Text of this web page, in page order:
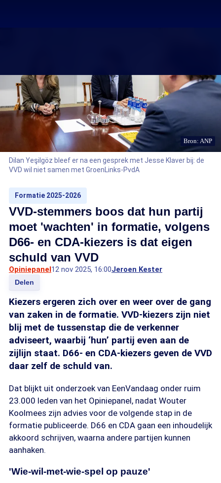
Bron: ANP
Dilan Yeşilgöz bleef er na een gesprek met Jesse Klaver bij: de
VVD wil niet samen met GroenLinks-PvdA
Formatie 2025-2026
VVD-stemmers boos dat hun partij
moet 'wachten' in formatie, volgens
D66- en CDA-kiezers is dat eigen
schuld van VVD
Opiniepanel12 nov 2025, 16:00Jeroen Kester
Delen
Kiezers ergeren zich over en weer over de gang
van zaken in de formatie. VVD-kiezers zijn niet
blij met de tussenstap die de verkenner
adviseert, waarbij ‘hun’ partij even aan de
zijlijn staat. D66- en CDA-kiezers geven de VVD
daar zelf de schuld van.
Dat blijkt uit onderzoek van EenVandaag onder ruim
23.000 leden van het Opiniepanel, nadat Wouter
Koolmees zijn advies voor de volgende stap in de
formatie publiceerde. D66 en CDA gaan een inhoudelijk
akkoord schrijven, waarna andere partijen kunnen
aanhaken.
'Wie-wil-met-wie-spel op pauze'